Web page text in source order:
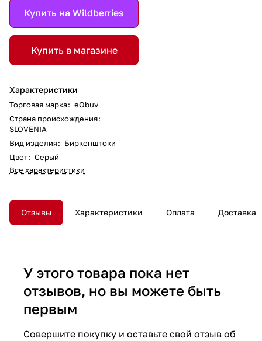
Купить на Wildberries
Купить в магазине
Характеристики
Торговая марка: eObuv
Страна происхождения:
SLOVENIA
Вид изделия: Биркенштоки
Цвет: Серый
Все характеристики
Отзывы Характеристики Оплата Доставка
У этого товара пока нет
отзывов, но вы можете быть
первым
Совершите покупку и оставьте свой отзыв об